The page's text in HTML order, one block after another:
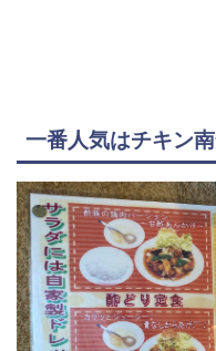
一番人気はチキン